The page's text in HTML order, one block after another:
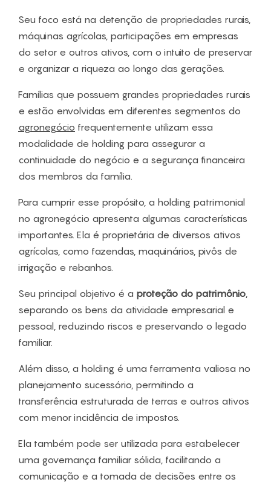
Seu foco está na detenção de propriedades rurais,
máquinas agrícolas, participações em empresas
do setor e outros ativos, com o intuito de preservar
e organizar a riqueza ao longo das gerações.
Famílias que possuem grandes propriedades rurais
e estão envolvidas em diferentes segmentos do
agronegócio frequentemente utilizam essa
modalidade de holding para assegurar a
continuidade do negócio e a segurança financeira
dos membros da família.
Para cumprir esse propósito, a holding patrimonial
no agronegócio apresenta algumas características
importantes. Ela é proprietária de diversos ativos
agrícolas, como fazendas, maquinários, pivôs de
irrigação e rebanhos.
Seu principal objetivo é a proteção do patrimônio
separando os bens da atividade empresarial e
pessoal, reduzindo riscos e preservando o legado
familiar.
Além disso, a holding é uma ferramenta valiosa no
planejamento sucessório, permitindo a
transferência estruturada de terras e outros ativos
com menor incidência de impostos.
Ela também pode ser utilizada para estabelecer
uma governança familiar sólida, facilitando a
comunicação e a tomada de decisões entre os